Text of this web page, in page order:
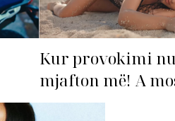
Kur provokimi
mjafton më! A
‘dorëzohet’ Bleona?